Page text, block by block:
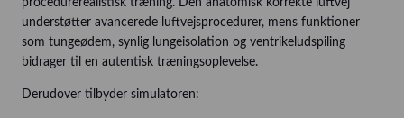
understøtter avancerede luftvejsprocedurer, mens funktioner
som tungeødem, synlig lungeisolation og ventrikeludspiling
bidrager til en autentisk træningsoplevelse.
Derudover tilbyder simulatoren: